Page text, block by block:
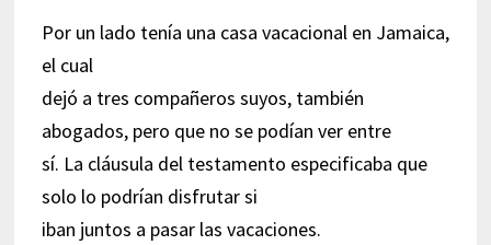
Por un lado tenía una casa vacacional en Jamaica,
el cual
dejó a tres compañeros suyos, también
abogados, pero que no se podían ver entre
sí. La cláusula del testamento especificaba que
solo lo podrían disfrutar si
iban juntos a pasar las vacaciones.